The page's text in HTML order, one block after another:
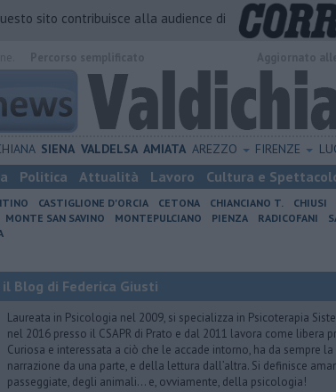
sito contribuisce alla audience di
SIENA VALDELSA AMIATA AREZZO FIRENZE
Politica Attualità Lavoro Cultura e
CASTIGLIONE D'ORCIA CETONA CHIANCIANO T. CHIUSI
MONTE SAN SAVINO MONTEPULCIANO PIENZA RADICOFANI
il Blog di Federica Giusti
Laureata in Psicologia nel 2009, si specializza in Psicoterapia
nel 2016 presso il CSAPR di Prato e dal 2011 lavora come libera
Curiosa e interessata a ciò che le accade intorno, ha da sempre
narrazione da una parte, e della lettura dall’altra. Si definisce
passeggiate, degli animali… e, ovviamente, della psicologia!